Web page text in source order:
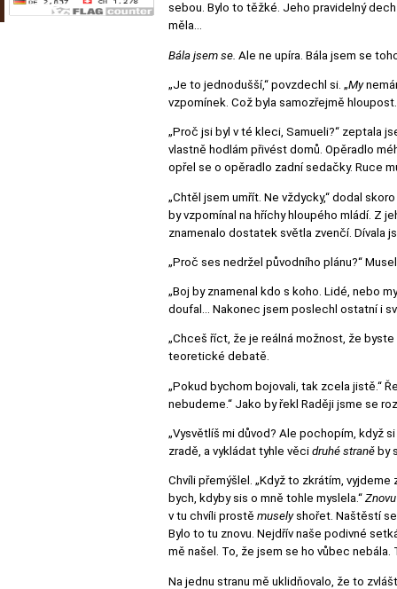
sebou. Bylo to těžké. Jeho pravidelný
měla…
Bála jsem se. Ale ne upíra. Bála jsem se
„Je to jednodušší,“ povzdechl si. „My
vzpomínek. Což byla samozřejmě
„Proč jsi byl v té kleci, Samueli?“ zeptala
vlastně hodlám přivést domů. Opěradlo
opřel se o opěradlo zadní sedačky. Ruce
„Chtěl jsem umřít. Ne vždycky,“ dodal
by vzpomínal na hříchy hloupého mládí. Z
znamenalo dostatek světla zvenčí. Dívala
„Proč ses nedržel původního plánu?“
„Boj by znamenal kdo s koho. Lidé, nebo
doufal… Nakonec jsem poslechl ostatní i
„Chceš říct, že je reálná možnost, že
teoretické debatě.
„Pokud bychom bojovali, tak zcela jistě.“
nebudeme.“ Jako by řekl Raději jsme se
„Vysvětlíš mi důvod? Ale pochopím, když
zradě, a vykládat tyhle věci druhé straně by
Chvíli přemýšlel. „Když to zkrátím,
bych, kdyby sis o mně tohle myslela.“
v tu chvíli prostě muselyshořet. Naštěstí
Bylo to tu znovu. Nejdřív naše podivné
mě našel. To, že jsem se ho vůbec nebála.
Na jednu stranu mě uklidňovalo, že to